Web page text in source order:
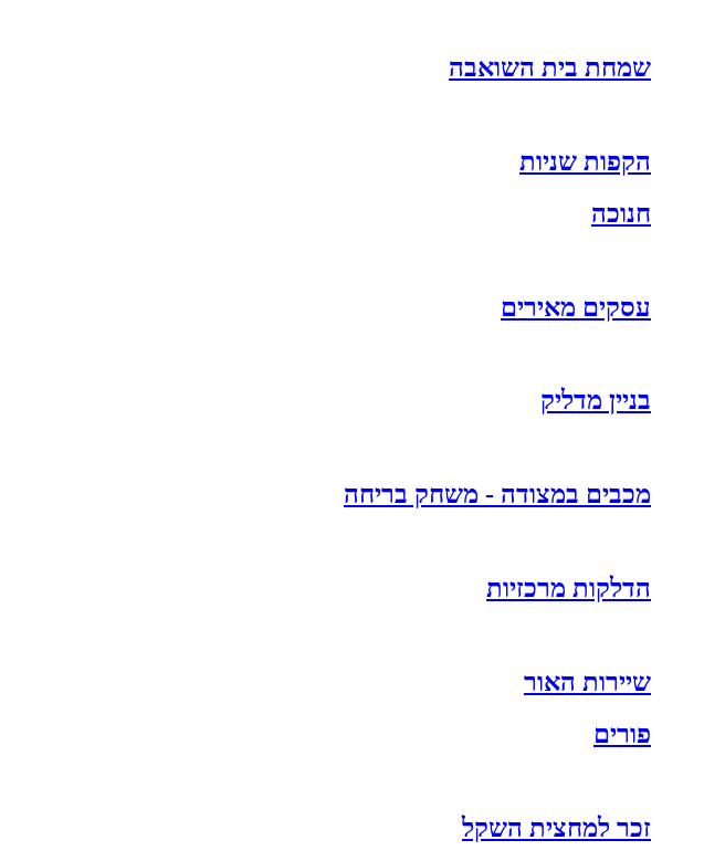
שמחת בית השואבה
הקפות שניות
חנוכה
עסקים מאירים
בניין מדליק
מכבים במצודה - משחק בריחה
הדלקות מרכזיות
שיירות האור
פורים
זכר למחצית השקל